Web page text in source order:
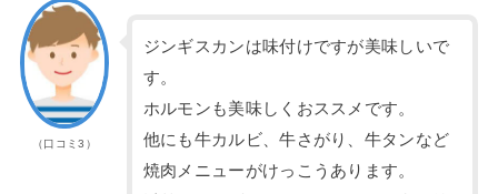
（口コミ3）
ジンギスカンは味付けですが美味しいで
す。
ホルモンも美味しくおススメです。
他にも牛カルビ、牛さがり、牛タンなど
焼肉メニューがけっこうあります。